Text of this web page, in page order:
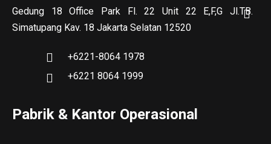
Gedung 18 Office Park Fl. 22 Unit 22 E,F,G Jl.TB.
Simatupang Kav. 18 Jakarta Selatan 12520
+6221-8064 1978
+6221 8064 1999
Pabrik & Kantor Operasional